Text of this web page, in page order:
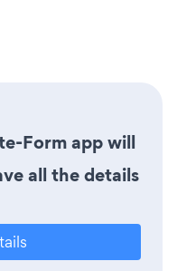
Form app will
all the details